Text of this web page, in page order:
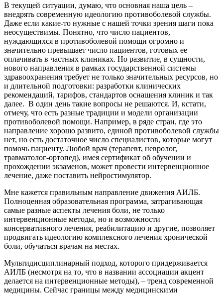
В текущей ситуации, думаю, что основная наша цель –
внедрять современную идеологию противоболевой службы.
Даже если какие-то нужные с нашей точки зрения шаги пока
неосуществимы. Понятно, что число пациентов,
нуждающихся в противоболевой помощи огромно и
значительно превышает число пациентов, готовых ее
оплачивать в частных клиниках. Но развитие, в сущности,
нового направления в рамках государственной системы
здравоохранения требует не только значительных ресурсов, но
и длительной подготовки: разработки клинических
рекомендаций, тарифов, стандартов оснащения клиник и так
далее. В один день такие вопросы не решаются. И, кстати,
отмечу, что есть разные традиции и модели организации
противоболевой помощи. Например, в ряде стран, где это
направление хорошо развито, единой противоболевой службы
нет, но есть достаточное число специалистов, которые могут
помочь пациенту. Любой врач (терапевт, невролог,
травматолог-ортопед), имея сертификат об обучении и
прохождении экзаменов, может провести интервенционное
лечение, даже поставить нейростимулятор.
Мне кажется правильным направление движения АИЛБ.
Полноценная образовательная программа, затрагивающая
самые разные аспекты лечения боли, не только
интервенционные методы, но и возможности
консервативного лечения, реабилитацию и другие, позволяет
продвигать идеологию комплексного лечения хронической
боли, обучаться врачам на местах.
Мультидисциплинарный подход, которого придерживается
АИЛБ (несмотря на то, что в названии ассоциации акцент
делается на интервенционные методы), – тренд современной
медицины. Сейчас границы между медицинскими